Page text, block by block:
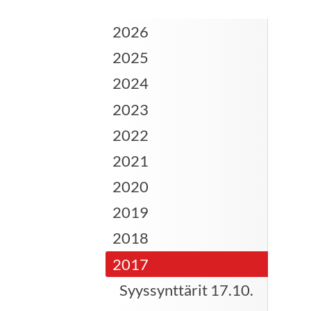
2026
2025
2024
2023
2022
2021
2020
2019
2018
2017
Syyssynttärit 17.10.